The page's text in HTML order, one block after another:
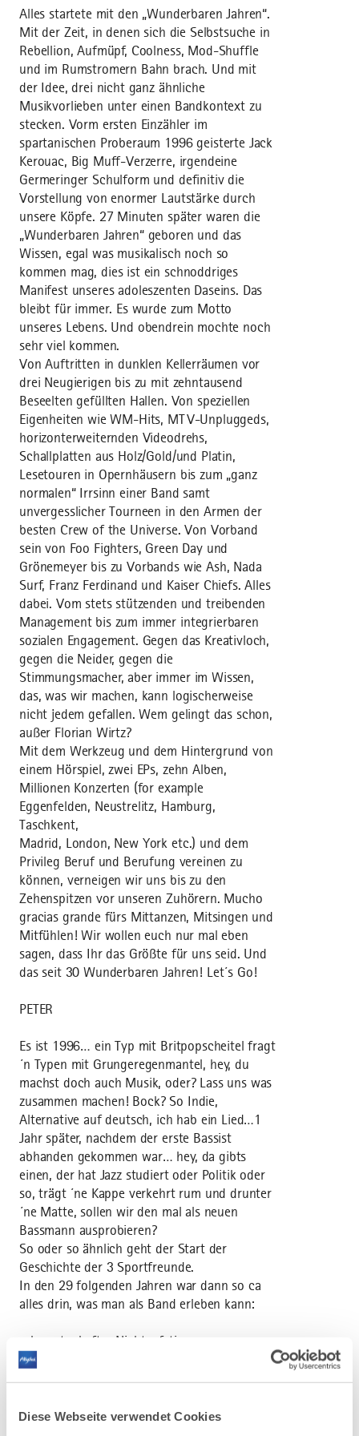
Diese Webseite verwendet Cookies
Alles startete mit den „Wunderbaren Jahren“.
Mit der Zeit, in denen sich die Selbstsuche in
Rebellion, Aufmüpf, Coolness, Mod-Shuffle
und im Rumstromern Bahn brach. Und mit
der Idee, drei nicht ganz ähnliche
Musikvorlieben unter einen Bandkontext zu
stecken. Vorm ersten Einzähler im
spartanischen Proberaum 1996 geisterte Jack
Kerouac, Big Muff-Verzerre, irgendeine
Germeringer Schulform und definitiv die
Vorstellung von enormer Lautstärke durch
unsere Köpfe. 27 Minuten später waren die
„Wunderbaren Jahren“ geboren und das
Wissen, egal was musikalisch noch so
kommen mag, dies ist ein schnoddriges
Manifest unseres adoleszenten Daseins. Das
bleibt für immer. Es wurde zum Motto
unseres Lebens. Und obendrein mochte noch
sehr viel kommen.
Von Auftritten in dunklen Kellerräumen vor
drei Neugierigen bis zu mit zehntausend
Beseelten gefüllten Hallen. Von speziellen
Eigenheiten wie WM-Hits, MTV-Unpluggeds,
horizonterweiternden Videodrehs,
Schallplatten aus Holz/Gold/und Platin,
Lesetouren in Opernhäusern bis zum „ganz
normalen“ Irrsinn einer Band samt
unvergesslicher Tourneen in den Armen der
besten Crew of the Universe. Von Vorband
sein von Foo Fighters, Green Day und
Grönemeyer bis zu Vorbands wie Ash, Nada
Surf, Franz Ferdinand und Kaiser Chiefs. Alles
dabei. Vom stets stützenden und treibenden
Management bis zum immer integrierbaren
sozialen Engagement. Gegen das Kreativloch,
gegen die Neider, gegen die
Stimmungsmacher, aber immer im Wissen,
das, was wir machen, kann logischerweise
nicht jedem gefallen. Wem gelingt das schon,
außer Florian Wirtz?
Mit dem Werkzeug und dem Hintergrund von
einem Hörspiel, zwei EPs, zehn Alben,
Millionen Konzerten (for example
Eggenfelden, Neustrelitz, Hamburg,
Taschkent,
Madrid, London, New York etc.) und dem
Privileg Beruf und Berufung vereinen zu
können, verneigen wir uns bis zu den
Zehenspitzen vor unseren Zuhörern. Mucho
gracias grande fürs Mittanzen, Mitsingen und
Mitfühlen! Wir wollen euch nur mal eben
sagen, dass Ihr das Größte für uns seid. Und
das seit 30 Wunderbaren Jahren! Let´s Go!
PETER
Es ist 1996… ein Typ mit Britpopscheitel fragt
´n Typen mit Grungeregenmantel, hey, du
machst doch auch Musik, oder? Lass uns was
zusammen machen! Bock? So Indie,
Alternative auf deutsch, ich hab ein Lied…1
Jahr später, nachdem der erste Bassist
abhanden gekommen war… hey, da gibts
einen, der hat Jazz studiert oder Politik oder
so, trägt ´ne Kappe verkehrt rum und drunter
´ne Matte, sollen wir den mal als neuen
Bassmann ausprobieren?
So oder so ähnlich geht der Start der
Geschichte der 3 Sportfreunde.
In den 29 folgenden Jahren war dann so ca
alles drin, was man als Band erleben kann:
• kometenhafter Nichtaufstieg
• leicht verkrampftes Scheitern
• Rockmomente für die Ewigkeit